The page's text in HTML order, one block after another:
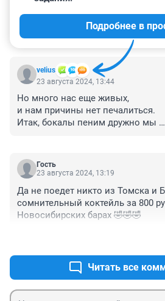
если о "музыке" около этих
такое могут только умственно
velius
Подробнее в
23 августа 2024, 13:44
Но много нас еще живых,
и нам причины нет печалиться.
Итак, бокалы пеним дружно мы
Гость
23 августа 2024, 13:19
Да не поедет никто из Томска и
сомнительный коктейль за 800
Новосибирских барах 🤣🤣🤣
Читать все